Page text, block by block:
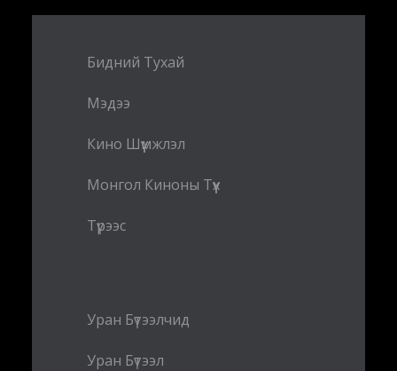
Бидний Тухай
Мэдээ
Кино Шүүмжлэл
Монгол Киноны Түүх
Түрээс
Уран Бүтээлчид
Уран Бүтээл